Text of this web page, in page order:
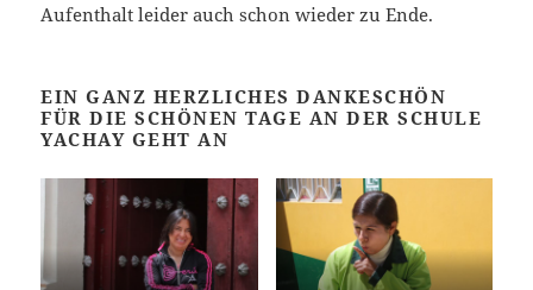
Aufenthalt leider auch schon wieder zu Ende.
EIN GANZ HERZLICHES DANKESCHÖN
FÜR DIE SCHÖNEN TAGE AN DER SCHULE
YACHAY GEHT AN